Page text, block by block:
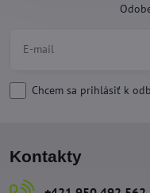
Chcem sa prihlásiť k
Kontakty